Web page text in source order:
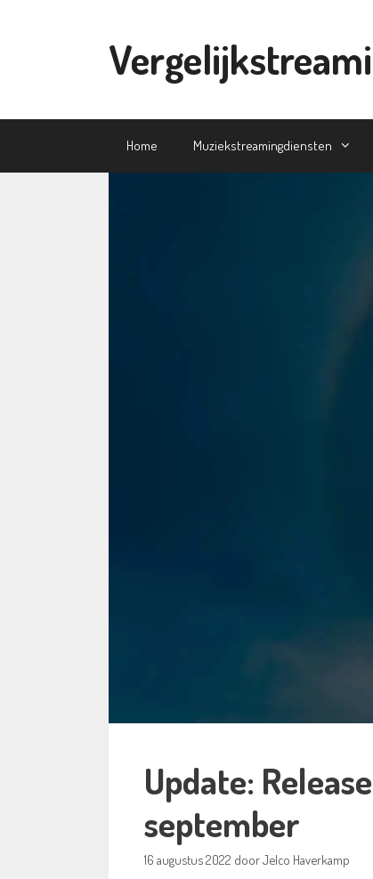
Home Muziekstreamingdiensten
Update:
september
16 augustus 2022 doorJelco Haverkamp